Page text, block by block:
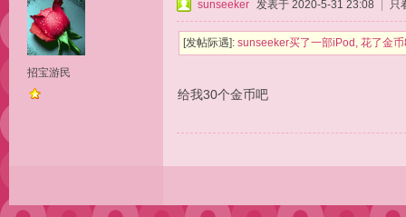
招宝游民
sunseeker 发表于 2020-5-31 23:08 只
[发帖际遇]: sunseeker买了一部iPod, 花了金
给我30个金币吧